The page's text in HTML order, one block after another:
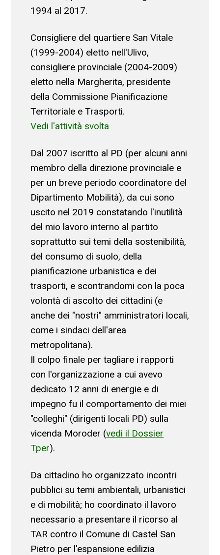
1994 al 2017.
Consigliere del quartiere San Vitale
(1999-2004) eletto nell'Ulivo,
consigliere provinciale (2004-2009)
eletto nella Margherita, presidente
della Commissione Pianificazione
Territoriale e Trasporti.
Vedi l'attività svolta
Dal 2007 iscritto al PD (per alcuni anni
membro della direzione provinciale e
per un breve periodo coordinatore del
Dipartimento Mobilità), da cui sono
uscito nel 2019 constatando l'inutilità
del mio lavoro interno al partito
soprattutto sui temi della sostenibilità,
del consumo di suolo, della
pianificazione urbanistica e dei
trasporti, e scontrandomi con la poca
volontà di ascolto dei cittadini (e
anche dei "nostri" amministratori locali,
come i sindaci dell'area
metropolitana).
Il colpo finale per tagliare i rapporti
con l'organizzazione a cui avevo
dedicato 12 anni di energie e di
impegno fu il comportamento dei miei
"colleghi" (dirigenti locali PD) sulla
vicenda Moroder (vedi il Dossier
Tper).
Da cittadino ho organizzato incontri
pubblici su temi ambientali, urbanistici
e di mobilità; ho coordinato il lavoro
necessario a presentare il ricorso al
TAR contro il Comune di Castel San
Pietro per l'espansione edilizia